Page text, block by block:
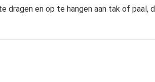
dragen en op te hangen aan tak of paal,